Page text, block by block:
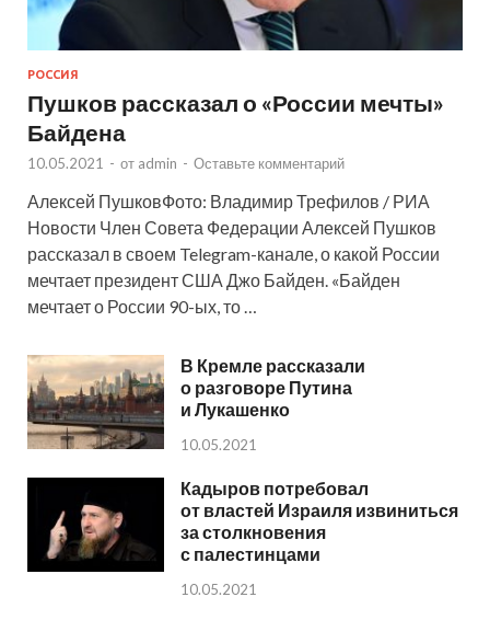
РОССИЯ
Пушков рассказал о «России мечты»
Байдена
10.05.2021 - от admin - Оставьте комментарий
Алексей ПушковФото: Владимир Трефилов / РИА
Новости Член Совета Федерации Алексей Пушков
рассказал в своем Telegram-канале, о какой России
мечтает президент США Джо Байден. «Байден
мечтает о России 90-ых, то …
В Кремле рассказали
о разговоре Путина
и Лукашенко
10.05.2021
Кадыров потребовал
от властей Израиля извиниться
за столкновения
с палестинцами
10.05.2021